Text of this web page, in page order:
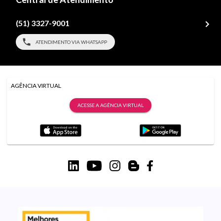
(51) 3327-9001
ATENDIMENTO VIA WHATSAPP
AGÊNCIA VIRTUAL
ACESSE A AGÊNCIA VIRTUAL